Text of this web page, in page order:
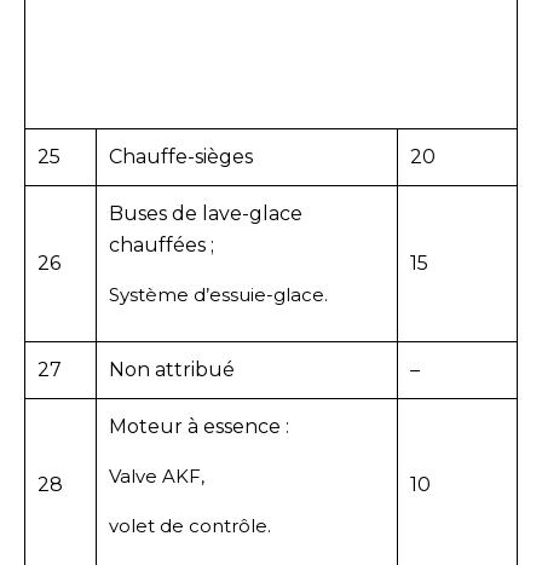
25 Chauffe-sièges 20
26
Buses de lave-glace
chauffées ;
Système d’essuie-glace.
15
27 Non attribué –
28
Moteur à essence :
Valve AKF,
volet de contrôle.
10